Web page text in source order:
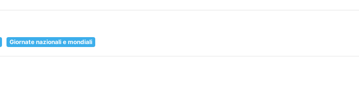
Giornate nazionali e mondiali